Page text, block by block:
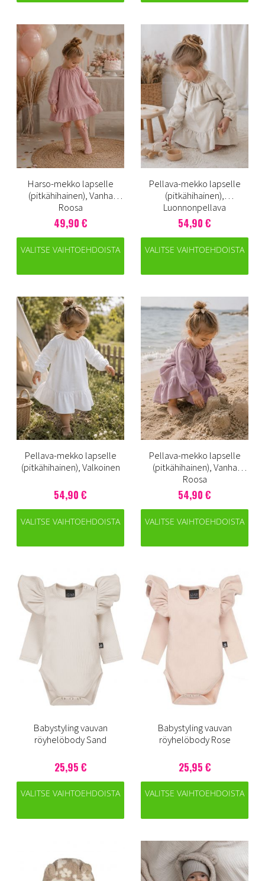
Harso-mekko lapselle
(pitkähihainen), Vanha
Roosa
49,90 €
VALITSE VAIHTOEHDOISTA
Pellava-mekko lapselle
(pitkähihainen),
Luonnonpellava
54,90 €
VALITSE VAIHTOEHDOISTA
Pellava-mekko lapselle
(pitkähihainen), Valkoinen
54,90 €
VALITSE VAIHTOEHDOISTA
Pellava-mekko lapselle
(pitkähihainen), Vanha
Roosa
54,90 €
VALITSE VAIHTOEHDOISTA
Babystyling vauvan
röyhelöbody Sand
25,95 €
VALITSE VAIHTOEHDOISTA
Babystyling vauvan
röyhelöbody Rose
25,95 €
VALITSE VAIHTOEHDOISTA